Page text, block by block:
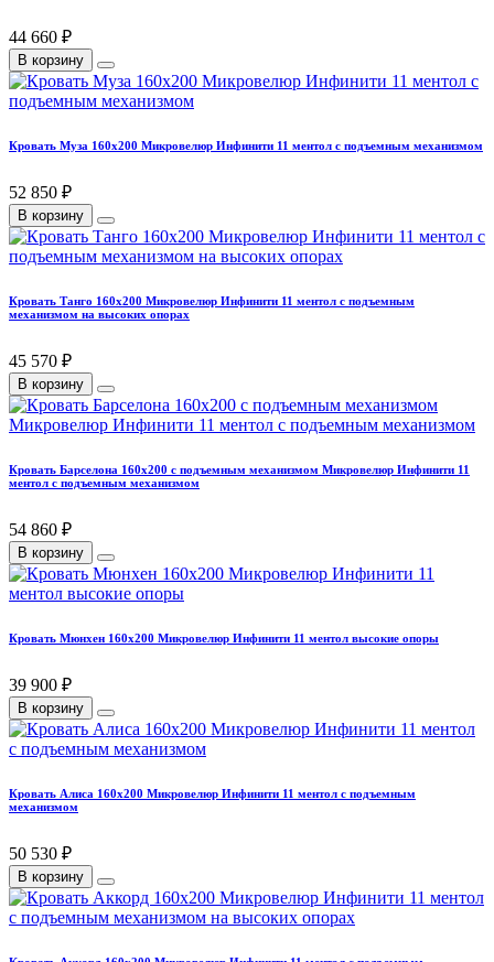
44 660 ₽
В корзину
Кровать Муза 160х200 Микровелюр Инфинити 11 ментол с подъемным механизмом
52 850 ₽
В корзину
Кровать Танго 160х200 Микровелюр Инфинити 11 ментол с подъемным
механизмом на высоких опорах
45 570 ₽
В корзину
Кровать Барселона 160х200 с подъемным механизмом Микровелюр Инфинити 11
ментол с подъемным механизмом
54 860 ₽
В корзину
Кровать Мюнхен 160х200 Микровелюр Инфинити 11 ментол высокие опоры
39 900 ₽
В корзину
Кровать Алиса 160х200 Микровелюр Инфинити 11 ментол с подъемным
механизмом
50 530 ₽
В корзину